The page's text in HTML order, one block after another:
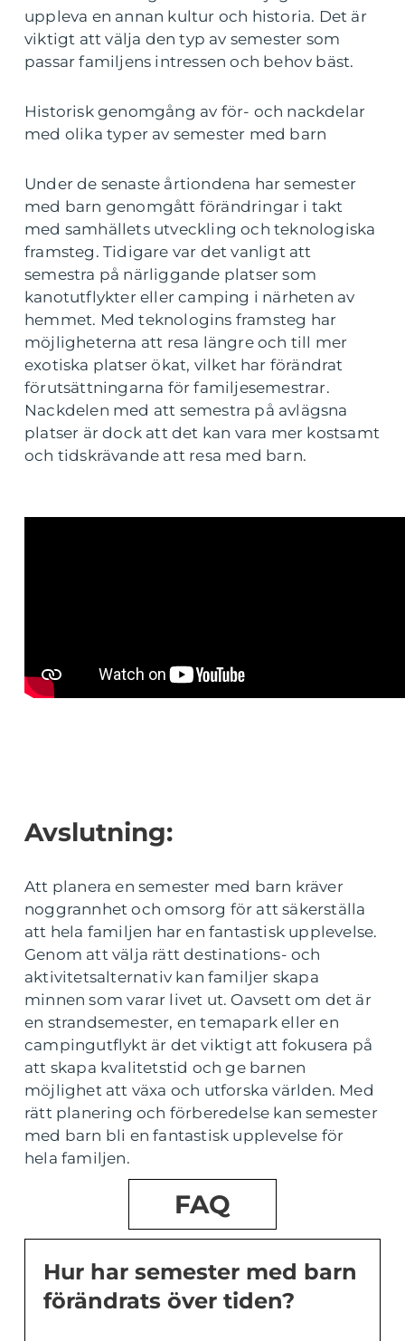
uppleva en annan kultur och historia. Det är
viktigt att välja den typ av semester som
passar familjens intressen och behov bäst.
Historisk genomgång av för- och nackdelar
med olika typer av semester med barn
Under de senaste årtiondena har semester
med barn genomgått förändringar i takt
med samhällets utveckling och teknologiska
framsteg. Tidigare var det vanligt att
semestra på närliggande platser som
kanotutflykter eller camping i närheten av
hemmet. Med teknologins framsteg har
möjligheterna att resa längre och till mer
exotiska platser ökat, vilket har förändrat
förutsättningarna för familjesemestrar.
Nackdelen med att semestra på avlägsna
platser är dock att det kan vara mer kostsamt
och tidskrävande att resa med barn.
Avslutning:
Att planera en semester med barn kräver
noggrannhet och omsorg för att säkerställa
att hela familjen har en fantastisk upplevelse.
Genom att välja rätt destinations- och
aktivitetsalternativ kan familjer skapa
minnen som varar livet ut. Oavsett om det är
en strandsemester, en temapark eller en
campingutflykt är det viktigt att fokusera på
att skapa kvalitetstid och ge barnen
möjlighet att växa och utforska världen. Med
rätt planering och förberedelse kan semester
med barn bli en fantastisk upplevelse för
hela familjen.
FAQ
Hur har semester med barn
förändrats över tiden?